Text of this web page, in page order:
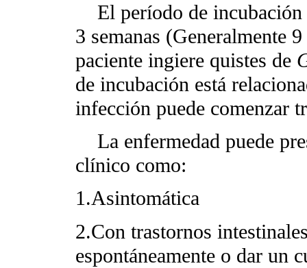
El período de incubación
3 semanas (Generalmente
paciente ingiere quistes de
de incubación está
infección puede comenzar
La enfermedad puede
clínico como:
1.Asintomática
2.Con trastornos
espontáneamente o dar un